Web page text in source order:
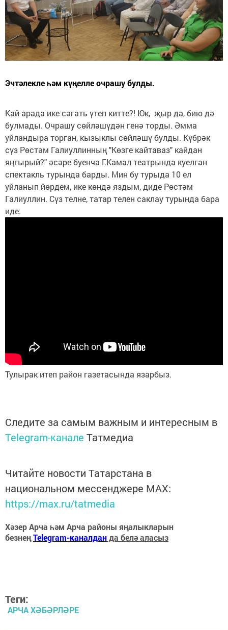
Эчтәлекле һәм күңелле очрашу булды.
Кай арада ике сәгать үтеп китте?! Юк, җыр да, бию дә
булмады. Очрашу сөйләшүдән генә торды. Әмма
уйландыра торган, кызыклы сөйләшү булды. Күбрәк
сүз Рөстәм Галиуллинның "Көзге кайтаваз" кайдан
яңгырый?" әсәре буенча Г.Камал театрында куелган
спектакль турында барды. Мин бу турыда 10 ел
уйланып йөрдем, ике көндә яздым, диде Рөстәм
Галиуллин. Сүз телне, татар телен саклау турында бара
иде.
Тулырак итеп район газетасында язарбыз.
Следите за самым важным и интересным в
Telegram-канале Татмедиа
Читайте новости Татарстана в
национальном мессенджере MАХ:
https://max.ru/tatmedia
Хәзер Арча һәм Арча районы яңалыкларын
безнеңTelegram-каналданда белә аласыз
Теги:
АРЧА ХӘБӘРЛӘРЕ